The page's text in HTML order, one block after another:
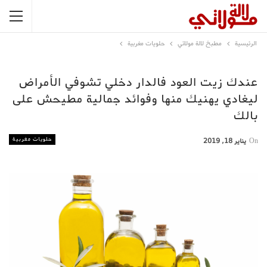
الرئيسية مطبخ لالة مولاتي حلويات مغربية
عندك زيت العود فالدار دخلي تشوفي الأمراض
ليغادي يهنيك منها وفوائد جمالية مطيحش على
بالك
حلويات مغربية On يناير 18, 2019